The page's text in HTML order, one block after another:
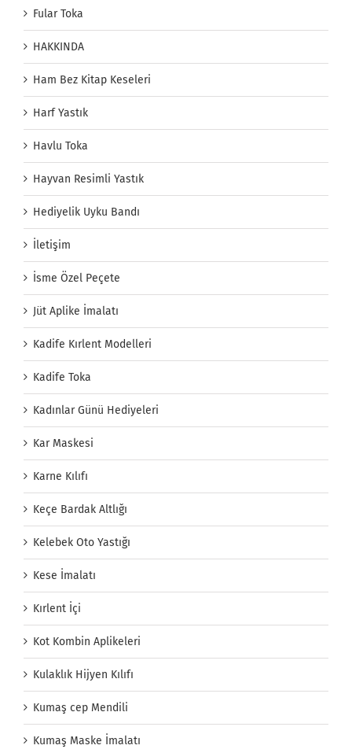
Fular Toka
HAKKINDA
Ham Bez Kitap Keseleri
Harf Yastık
Havlu Toka
Hayvan Resimli Yastık
Hediyelik Uyku Bandı
İletişim
İsme Özel Peçete
Jüt Aplike İmalatı
Kadife Kırlent Modelleri
Kadife Toka
Kadınlar Günü Hediyeleri
Kar Maskesi
Karne Kılıfı
Keçe Bardak Altlığı
Kelebek Oto Yastığı
Kese İmalatı
Kırlent İçi
Kot Kombin Aplikeleri
Kulaklık Hijyen Kılıfı
Kumaş cep Mendili
Kumaş Maske İmalatı